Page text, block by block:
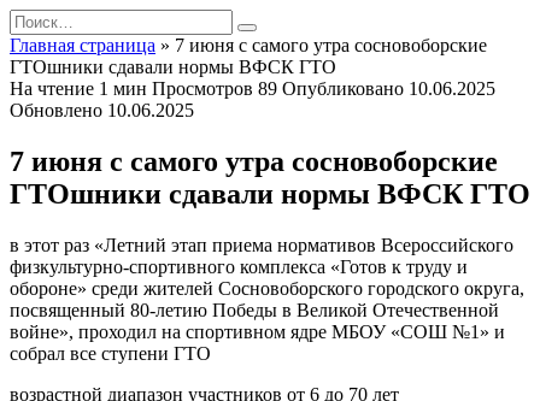
Перейти
к
содержанию
Search
for:
Главная страница » 7 июня с самого утра сосновоборские
ГТОшники сдавали нормы ВФСК ГТО
На чтение 1 мин Просмотров 89 Опубликовано 10.06.2025
Обновлено 10.06.2025
7 июня с самого утра сосновоборские
ГТОшники сдавали нормы ВФСК ГТО
в этот раз «Летний этап приема нормативов Всероссийского
физкультурно-спортивного комплекса «Готов к труду и
обороне» среди жителей Сосновоборского городского округа,
посвященный 80-летию Победы в Великой Отечественной
войне», проходил на спортивном ядре МБОУ «СОШ №1» и
собрал все ступени ГТО
возрастной диапазон участников от 6 до 70 лет